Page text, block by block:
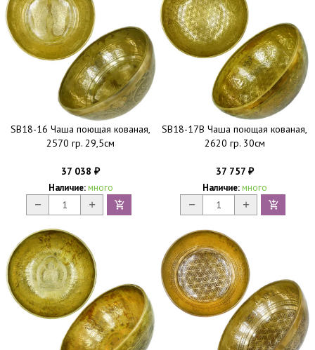
SB18-16 Чаша поющая кованая,
2570 гр. 29,5см
37 038 ₽
Наличие: много
SB18-17B Чаша поющая кованая,
2620 гр. 30см
37 757 ₽
Наличие: много